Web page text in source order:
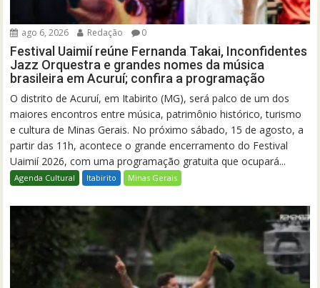
ago 6, 2026 Redação 0
Festival Uaimií reúne Fernanda Takai, Inconfidentes
Jazz Orquestra e grandes nomes da música
brasileira em Acuruí; confira a programação
O distrito de Acuruí, em Itabirito (MG), será palco de um dos
maiores encontros entre música, patrimônio histórico, turismo
e cultura de Minas Gerais. No próximo sábado, 15 de agosto, a
partir das 11h, acontece o grande encerramento do Festival
Uaimií 2026, com uma programação gratuita que ocupará...
Agenda Cultural Itabirito Minas Gerais